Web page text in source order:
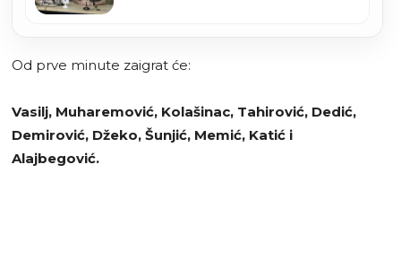
Od prve minute zaigrat će:
Vasilj, Muharemović, Kolašinac, Tahirović, Dedić,
Demirović, Džeko, Šunjić, Memić, Katić i
Alajbegović.